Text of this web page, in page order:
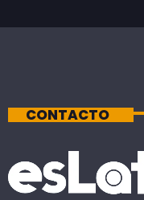
CONTACTO